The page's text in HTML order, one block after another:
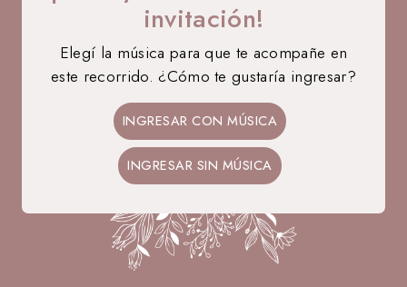
12 • 09 • 2026
Agustina
MIS 15 AÑOS
35
DÍAS
00
HORAS
48
MIN
27
invitación!
Elegí la música para que te acompañe en
este recorrido. ¿Cómo te gustaría ingresar?
INGRESAR CON MÚSICA
INGRESAR SIN MÚSICA